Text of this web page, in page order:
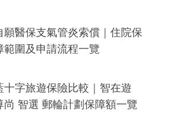
願醫保支氣管炎索償｜住院保
範圍及申請流程一覽
十字旅遊保險比較｜智在遊
尚 智選 郵輪計劃保障額一覽